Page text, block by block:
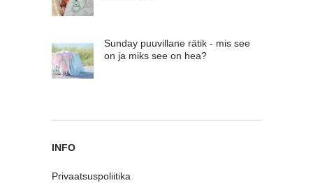
Sunday puuvillane rätik - mis see
on ja miks see on hea?
INFO
Privaatsuspoliitika